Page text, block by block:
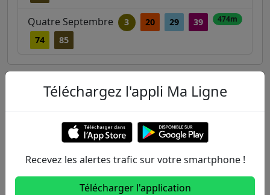
Quatre Septembre 3 20 29
39
74
85
474m
Autres lignes
7 7B 8
Téléchargez l'appli Ma Ligne
Recevez les alertes trafic sur votre smartphone !
Télécharger l'application